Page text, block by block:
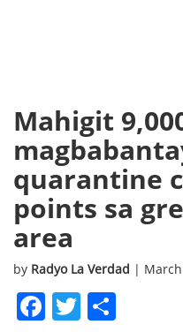
Mahigit
quarantine
points sa
area
by Radyo La Verdad |
Facebook
Twitter